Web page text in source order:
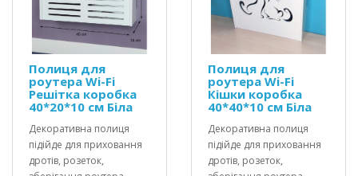
Полиця для
роутера Wi-Fi
Решітка коробка
40*20*10 см Біла
Декоративна полиця
підійде для приховання
дротів, розеток,
Полиця для
роутера Wi-Fi
Кішки коробка
40*40*10 см Біла
Декоративна полиця
підійде для приховання
дротів, розеток,